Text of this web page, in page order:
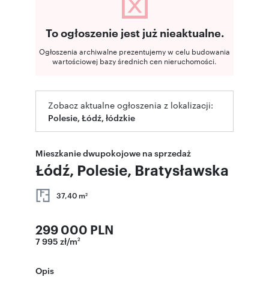
To ogłoszenie jest już nieaktualne.
Ogłoszenia archiwalne prezentujemy w celu budowania
wartościowej bazy średnich cen nieruchomości.
Zobacz aktualne ogłoszenia z lokalizacji:
Polesie, Łódź, łódzkie
Mieszkanie dwupokojowe na sprzedaż
Łódź, Polesie, Bratysławska
37,40 m2
299 000 PLN
7 995 zł/m2
Opis